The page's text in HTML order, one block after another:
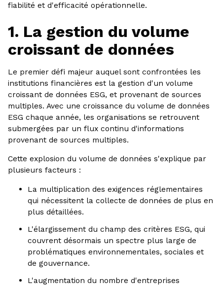
fiabilité et d'efficacité opérationnelle.
1. La gestion du volume
croissant de données
Le premier défi majeur auquel sont confrontées les
institutions financières est la gestion d'un volume
croissant de données ESG, et provenant de sources
multiples. Avec une croissance du volume de données
ESG chaque année, les organisations se retrouvent
submergées par un flux continu d'informations
provenant de sources multiples.
Cette explosion du volume de données s'explique par
plusieurs facteurs :
La multiplication des exigences réglementaires
qui nécessitent la collecte de données de plus en
plus détaillées.
L'élargissement du champ des critères ESG, qui
couvrent désormais un spectre plus large de
problématiques environnementales, sociales et
de gouvernance.
L'augmentation du nombre d'entreprises